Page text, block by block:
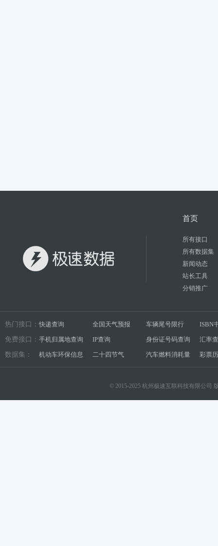
首页
所有接口
所有数据集
新闻动态
站长工具
分销推广
热门接口： 快递查询 全国天气预报 车辆尾号限行 ISBN
免费接口： 手机归属地查询 IP查询 身份证号码查询 汇率
数据集： 机动车环保信息 二十四节气 汽车燃料消耗量 彩票
© 2015-2025 杭州极速互联科技有限公司